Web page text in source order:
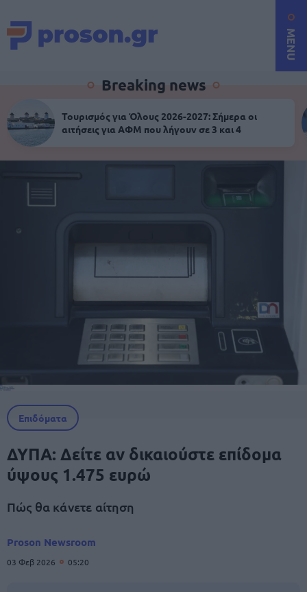
MENU
Breaking news
Τουρισμός για Όλους 2026-2027: Σήμερα οι
αιτήσεις για ΑΦΜ που λήγουν σε 3 και 4
Επιδόματα
ΔΥΠΑ: Δείτε αν δικαιούστε επίδομα
ύψους 1.475 ευρώ
Πώς θα κάνετε αίτηση
Proson Newsroom
03 Φεβ 2026 05:20